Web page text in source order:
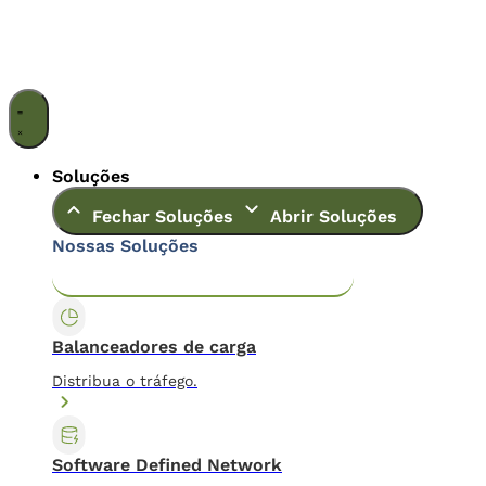
Soluções
Fechar Soluções
Abrir Soluções
Nossas Soluções
Balanceadores de carga
Distribua o tráfego.
Software Defined Network